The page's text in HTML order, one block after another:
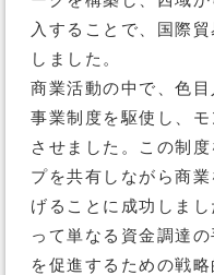
入することで、国際
しました。
商業活動の中で、色
事業制度を駆使し、
させました。この制
プを共有しながら商
げることに成功しま
って単なる資金調達
を促進するための戦